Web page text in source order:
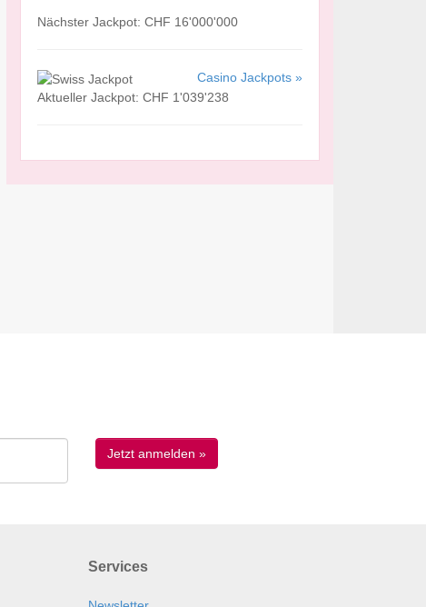
Nächster Jackpot: CHF 16'000'000
Casino Jackpots »
Aktueller Jackpot: CHF 1'039'238
Services